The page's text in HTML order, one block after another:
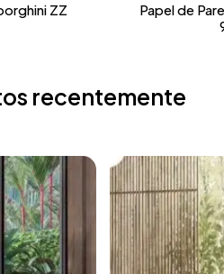
ZZ
Papel de
recentemente